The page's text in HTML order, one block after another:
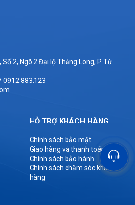
Số 2, Ngõ 2 Đại lộ Thăng Long, P. Từ
0912.883.123
HỖ TRỢ KHÁCH HÀNG
Chính sách bảo mật
Giao hàng và thanh toán
Chính sách bảo hành
Chính sách chăm sóc khách
hàng